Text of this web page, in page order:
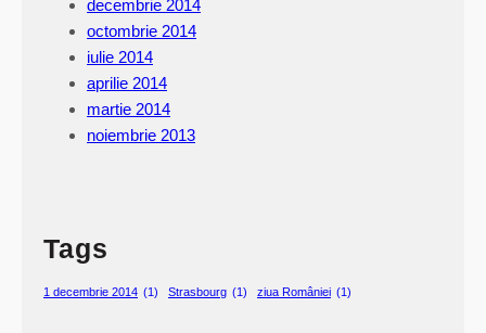
decembrie 2014
octombrie 2014
iulie 2014
aprilie 2014
martie 2014
noiembrie 2013
Tags
1 decembrie 2014 (1) Strasbourg (1) ziua României (1)